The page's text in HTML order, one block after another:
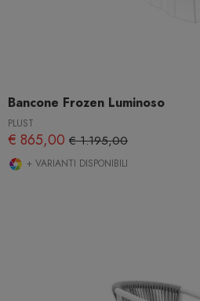
Bancone Frozen Luminoso
PLUST
€ 865,00 € 1.195,00
+ VARIANTI DISPONIBILI